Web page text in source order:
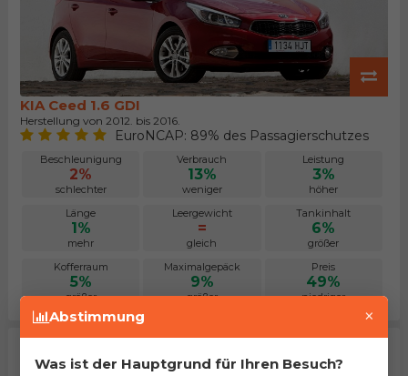
KIA Ceed 1.6 GDI
Herstellung von 2012. bis 2016.
EuroNCAP: 89% des Passagierschutzes
Beschleunigung
2%
schlechter
Verbrauch
13%
weniger
Leistung
3%
höher
Länge
1%
mehr
Leergewicht
=
gleich
Tankinhalt
6%
größer
Kofferraum
5%
größer
Maximalgepäck
9%
größer
Preis
49%
niedriger
Abstimmung ×
Was ist der Hauptgrund für Ihren Besuch?